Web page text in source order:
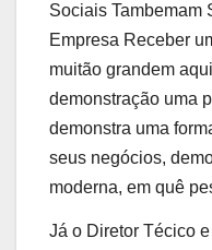
Sociais Tambemam
Empresa Receber
muitão grandem
demonstração uma
demonstra uma
seus negócios,
moderna, em quê
Já o Diretor Técico